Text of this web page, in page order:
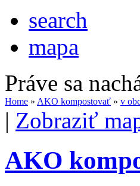
search
mapa
Práve sa
Home » AKO kompostovať » v
| Zobraziť
AKO